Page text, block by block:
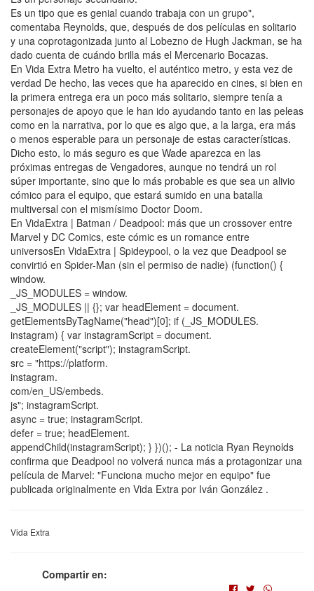
Es un tipo que es genial cuando trabaja con un grupo",
comentaba Reynolds, que, después de dos películas en solitario
y una coprotagonizada junto al Lobezno de Hugh Jackman, se ha
dado cuenta de cuándo brilla más el Mercenario Bocazas.
En Vida Extra Metro ha vuelto, el auténtico metro, y esta vez de
verdad De hecho, las veces que ha aparecido en cines, si bien en
la primera entrega era un poco más solitario, siempre tenía a
personajes de apoyo que le han ido ayudando tanto en las peleas
como en la narrativa, por lo que es algo que, a la larga, era más
o menos esperable para un personaje de estas características.
Dicho esto, lo más seguro es que Wade aparezca en las
próximas entregas de Vengadores, aunque no tendrá un rol
súper importante, sino que lo más probable es que sea un alivio
cómico para el equipo, que estará sumido en una batalla
multiversal con el mismísimo Doctor Doom.
En VidaExtra | Batman / Deadpool: más que un crossover entre
Marvel y DC Comics, este cómic es un romance entre
universosEn VidaExtra | Spideypool, o la vez que Deadpool se
convirtió en Spider-Man (sin el permiso de nadie) (function() {
window.
_JS_MODULES = window.
_JS_MODULES || {}; var headElement = document.
getElementsByTagName("head")[0]; if (_JS_MODULES.
instagram) { var instagramScript = document.
createElement("script"); instagramScript.
src = "https://platform.
instagram.
com/en_US/embeds.
js"; instagramScript.
async = true; instagramScript.
defer = true; headElement.
appendChild(instagramScript); } })(); - La noticia Ryan Reynolds
confirma que Deadpool no volverá nunca más a protagonizar una
película de Marvel: "Funciona mucho mejor en equipo" fue
publicada originalmente en Vida Extra por Iván González .
Vida Extra
Compartir en: